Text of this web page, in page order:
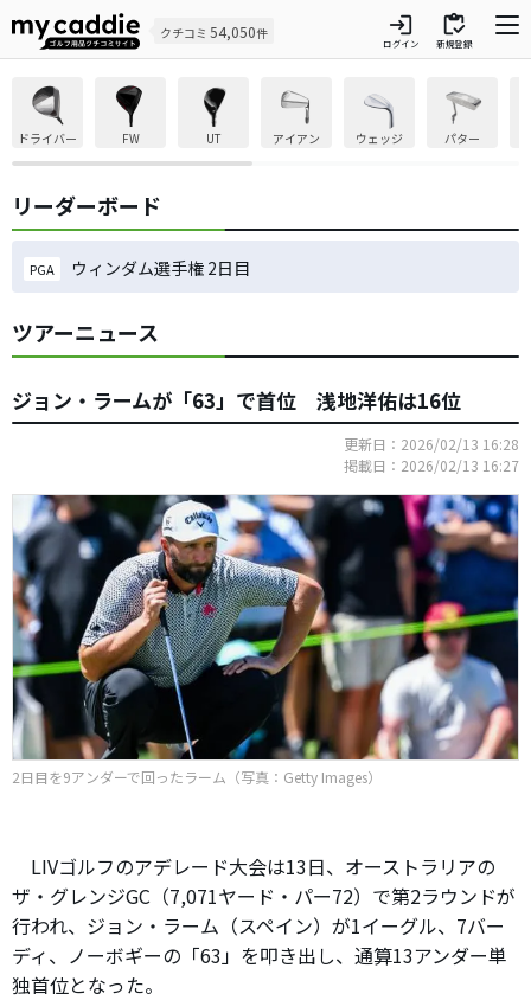
クチコミ 54,050件 login
ログイン
inventory
新規登録
ドライバー FW UT アイアン ウェッジ パター
リーダーボード
PGA ウィンダム選手権 2日目
ツアーニュース
ジョン・ラームが「63」で首位 浅地洋佑は16位
更新日：2026/02/13 16:28
掲載日：2026/02/13 16:27
2日目を9アンダーで回ったラーム（写真：Getty Images）
LIVゴルフのアデレード大会は13日、オーストラリアの
ザ・グレンジGC（7,071ヤード・パー72）で第2ラウンドが
行われ、ジョン・ラーム（スペイン）が1イーグル、7バー
ディ、ノーボギーの「63」を叩き出し、通算13アンダー単
独首位となった。